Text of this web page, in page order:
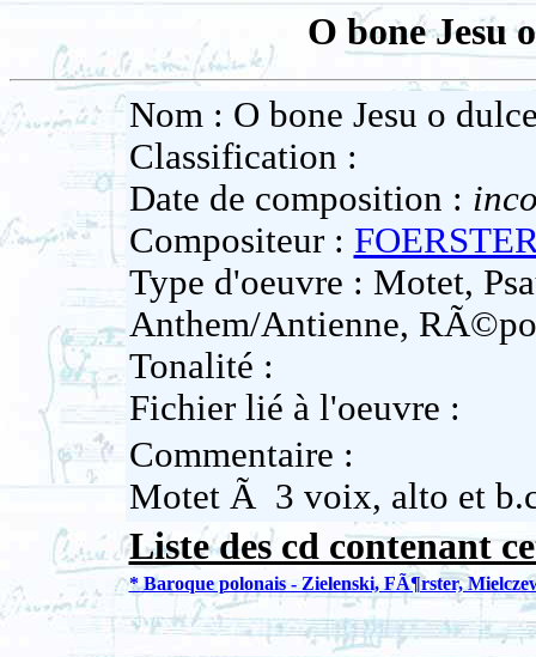
O bone Jesu
Nom : O bone Jesu o
Classification :
Date de composition :
Compositeur :
Type d'oeuvre : Motet,
Anthem/Antienne,
Tonalité :
Fichier lié à l'oeuvre :
Commentaire :
Motet Ã 3 voix, alto et
Liste des cd contenant
* Baroque polonais - Zielenski, FÃ¶rster,